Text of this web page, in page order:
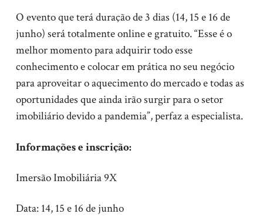
O evento que terá duração de 3 dias (14, 15 e 16 de
junho) será totalmente online e gratuito. “Esse é o
melhor momento para adquirir todo esse
conhecimento e colocar em prática no seu negócio
para aproveitar o aquecimento do mercado e todas as
oportunidades que ainda irão surgir para o setor
imobiliário devido a pandemia”, perfaz a especialista.
Informações e inscrição:
Imersão Imobiliária 9X
Data: 14, 15 e 16 de junho